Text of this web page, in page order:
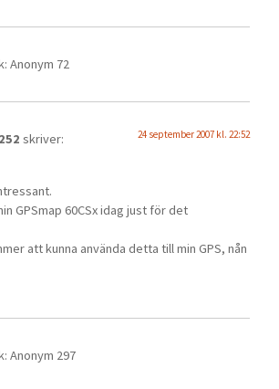
Anonym 72
skriver: 24 september 2007 kl. 22:52
GPSmap 60CSx idag just för det
att kunna använda detta till min GPS, nån
Anonym 297